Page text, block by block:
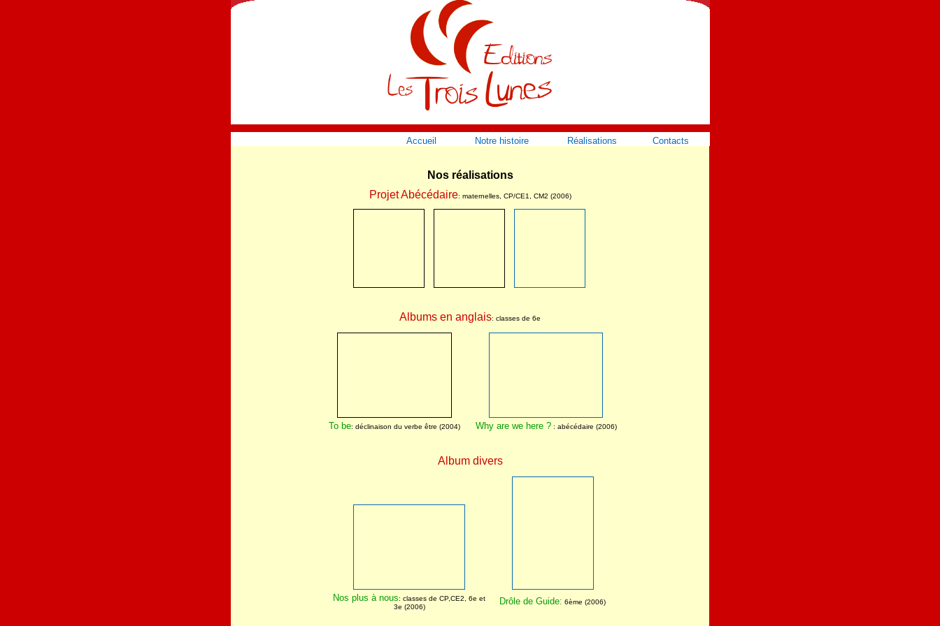
Accueil Notre histoire Réalisations Contacts
Nos réalisations
Projet Abécédaire: maternelles, CP/CE1, CM2 (2006)
Albums en anglais: classes de 6e
To be: déclinaison du verbe être (2004) Why are we here ?: abécédaire (2006)
Album divers
Nos plus à nous: classes de CP,CE2, 6e et
3e (2006)
Drôle de Guide: 6ème (2006)